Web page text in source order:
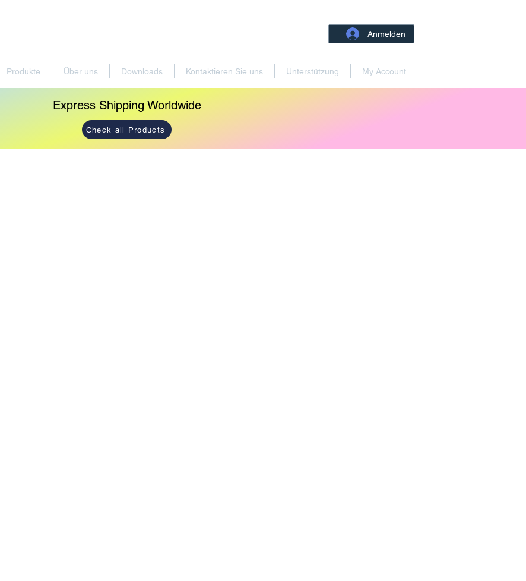
Anmelden
Produkte Über uns Downloads Kontaktieren Sie uns Unterstützung My Account
Express Shipping Worldwide
Check all Products